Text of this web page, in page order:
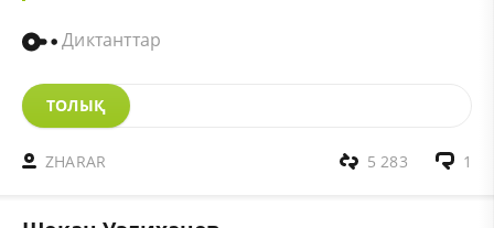
Диктанттар
ТОЛЫҚ
ZHARAR 1
5 283